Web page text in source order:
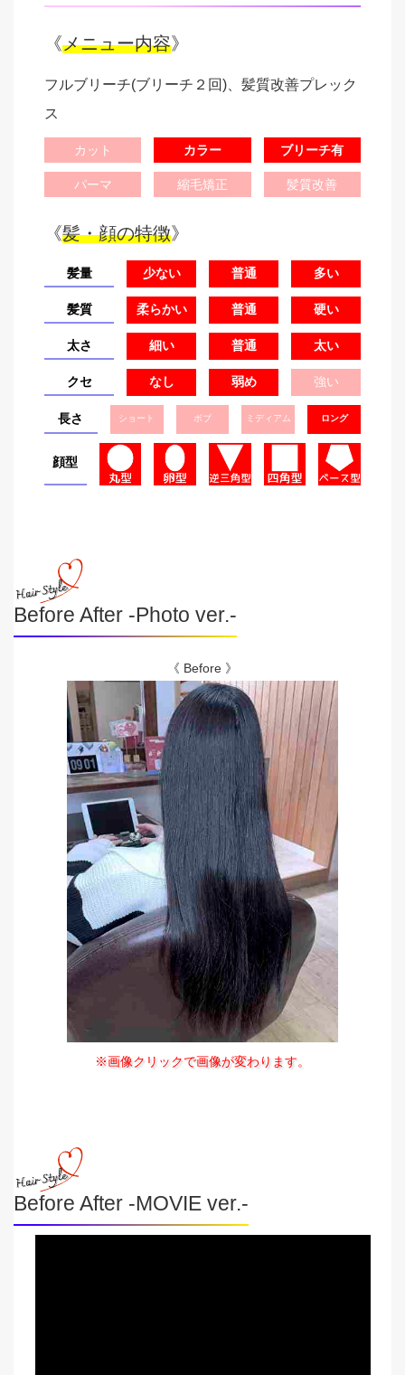
《メニュー内容》
フルブリーチ(ブリーチ２回)、髪質改善プレック
ス
カット カラー ブリーチ有
パーマ 縮毛矯正 髪質改善
《髪・顔の特徴》
髪量 少ない 普通 多い
髪質 柔らかい 普通 硬い
太さ 細い 普通 太い
クセ なし 弱め 強い
長さ ショート ボブ ミディアム ロング
顔型
Before After -Photo ver.-
《 Before 》
※画像クリックで画像が変わります。
Before After -MOVIE ver.-